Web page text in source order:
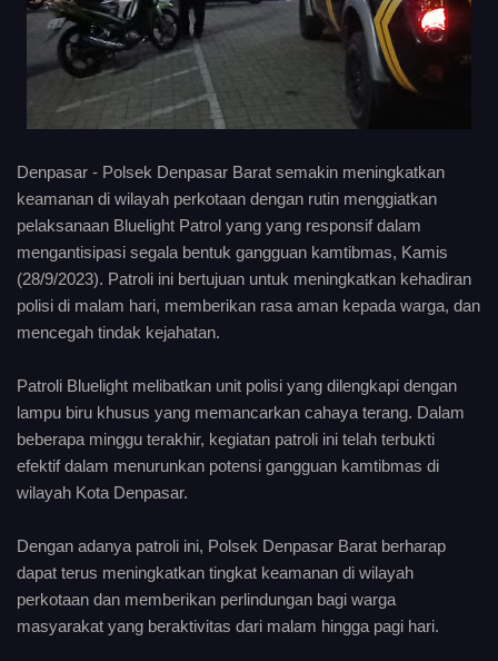
Denpasar - Polsek Denpasar Barat semakin meningkatkan
keamanan di wilayah perkotaan dengan rutin menggiatkan
pelaksanaan Bluelight Patrol yang yang responsif dalam
mengantisipasi segala bentuk gangguan kamtibmas, Kamis
(28/9/2023). Patroli ini bertujuan untuk meningkatkan kehadiran
polisi di malam hari, memberikan rasa aman kepada warga, dan
mencegah tindak kejahatan.
Patroli Bluelight melibatkan unit polisi yang dilengkapi dengan
lampu biru khusus yang memancarkan cahaya terang. Dalam
beberapa minggu terakhir, kegiatan patroli ini telah terbukti
efektif dalam menurunkan potensi gangguan kamtibmas di
wilayah Kota Denpasar.
Dengan adanya patroli ini, Polsek Denpasar Barat berharap
dapat terus meningkatkan tingkat keamanan di wilayah
perkotaan dan memberikan perlindungan bagi warga
masyarakat yang beraktivitas dari malam hingga pagi hari.